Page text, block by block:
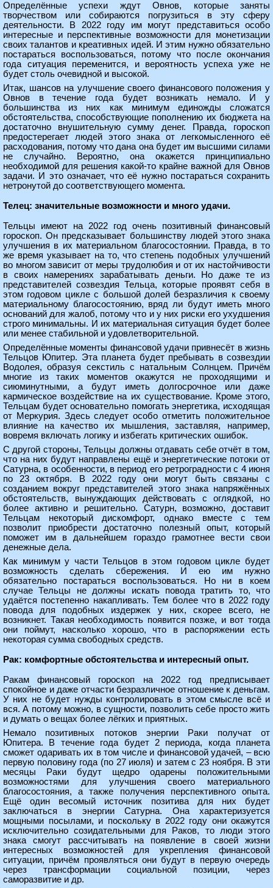
Определённые успехи ждут Овнов, которые заняты
творчеством или собираются погрузиться в эту сферу
деятельности. В 2022 году им могут представиться особо
интересные и перспективные возможности для монетизации
своих талантов и креативных идей. И этим нужно обязательно
постараться воспользоваться, потому что после окончания
года ситуация переменится, и вероятность успеха уже не
будет столь очевидной и высокой.
Итак, шансов на улучшение своего финансового положения у
Овнов в течение года будет возникать немало. И у
большинства из них как минимум единожды сложатся
обстоятельства, способствующие пополнению их бюджета на
достаточно внушительную сумму денег. Правда, гороскоп
предостерегает людей этого знака от легкомысленного её
расходования, потому что дана она будет им высшими силами
не случайно. Вероятно, она окажется принципиально
необходимой для решения какой-то крайне важной для Овнов
задачи. И это означает, что её нужно постараться сохранить
нетронутой до соответствующего момента.
Телец: значительные возможности и много удачи.
Тельцы имеют на 2022 год очень позитивный финансовый
гороскоп. Он предсказывает большинству людей этого знака
улучшения в их материальном благосостоянии. Правда, в то
же время указывает на то, что степень подобных улучшений
во многом зависит от меры трудолюбия и от их настойчивости
в своих намерениях зарабатывать деньги. Но даже те из
представителей созвездия Тельца, которые проявят себя в
этом годовом цикле с большой долей безразличия к своему
материальному благосостоянию, вряд ли будут иметь много
оснований для жалоб, потому что и у них риски его ухудшения
строго минимальны. И их материальная ситуация будет более
или менее стабильной и удовлетворительной.
Определённые моменты финансовой удачи привнесёт в жизнь
Тельцов Юпитер. Эта планета будет пребывать в созвездии
Водолея, образуя секстиль с натальным Солнцем. Причём
многие из таких моментов окажутся не проходящими и
сиюминутными, а будут иметь долгосрочное или даже
кармическое воздействие на их существование. Кроме этого,
Тельцам будет основательно помогать энергетика, исходящая
от Меркурия. Здесь следует особо отметить положительное
влияние на качество их мышления, заставляя, например,
вовремя включать логику и избегать критических ошибок.
С другой стороны, Тельцы должны отдавать себе отчёт в том,
что на них будут направлены ещё и энергетические потоки от
Сатурна, в особенности, в период его ретроградности с 4 июня
по 23 октября. В 2022 году они могут быть связаны с
созданием вокруг представителей этого знака напряжённых
обстоятельств, вынуждающих действовать с оглядкой, но
более активно и решительно. Сатурн, возможно, доставит
Тельцам некоторый дискомфорт, однако вместе с тем
позволит приобрести достаточно полезный опыт, который
поможет им в дальнейшем гораздо грамотнее вести свои
денежные дела.
Как минимум у части Тельцов в этом годовом цикле будет
возможность сделать сбережения. И ею им нужно
обязательно постараться воспользоваться. Но ни в коем
случае Тельцы не должны искать повода тратить то, что
удаётся постепенно накапливать. Тем более что в 2022 году
повода для подобных издержек у них, скорее всего, не
возникнет. Такая необходимость появится позже, и вот тогда
они поймут, насколько хорошо, что в распоряжении есть
некоторая сумма свободных средств.
Рак: комфортные обстоятельства и интересный опыт.
Ракам финансовый гороскоп на 2022 год предписывает
спокойное и даже отчасти безразличное отношение к деньгам.
У них не будет нужды контролировать в этом смысле всё и
вся. А потому можно, в сущности, позволить себе просто жить
и думать о вещах более лёгких и приятных.
Немало позитивных потоков энергии Раки получат от
Юпитера. В течение года будет 2 периода, когда планета
сможет одаривать их в том числе и финансовой удачей, – всю
первую половину года (по 27 июля) и затем с 23 ноября. В эти
месяцы Раки будут щедро одарены положительными
возможностями для улучшения своего материального
благосостояния, а также получения перспективного опыта.
Ещё один весомый источник позитива для них будет
заключаться в энергии Сатурна. Она характеризуется
мощными посылами, и поскольку в 2022 году они окажутся
исключительно созидательными для Раков, то люди этого
знака смогут рассчитывать на появление в своей жизни
интересных возможностей для укрепления финансовой
ситуации, причём проявляться они будут в первую очередь
через трансформации социальной позиции, через
саморазвитие и др.